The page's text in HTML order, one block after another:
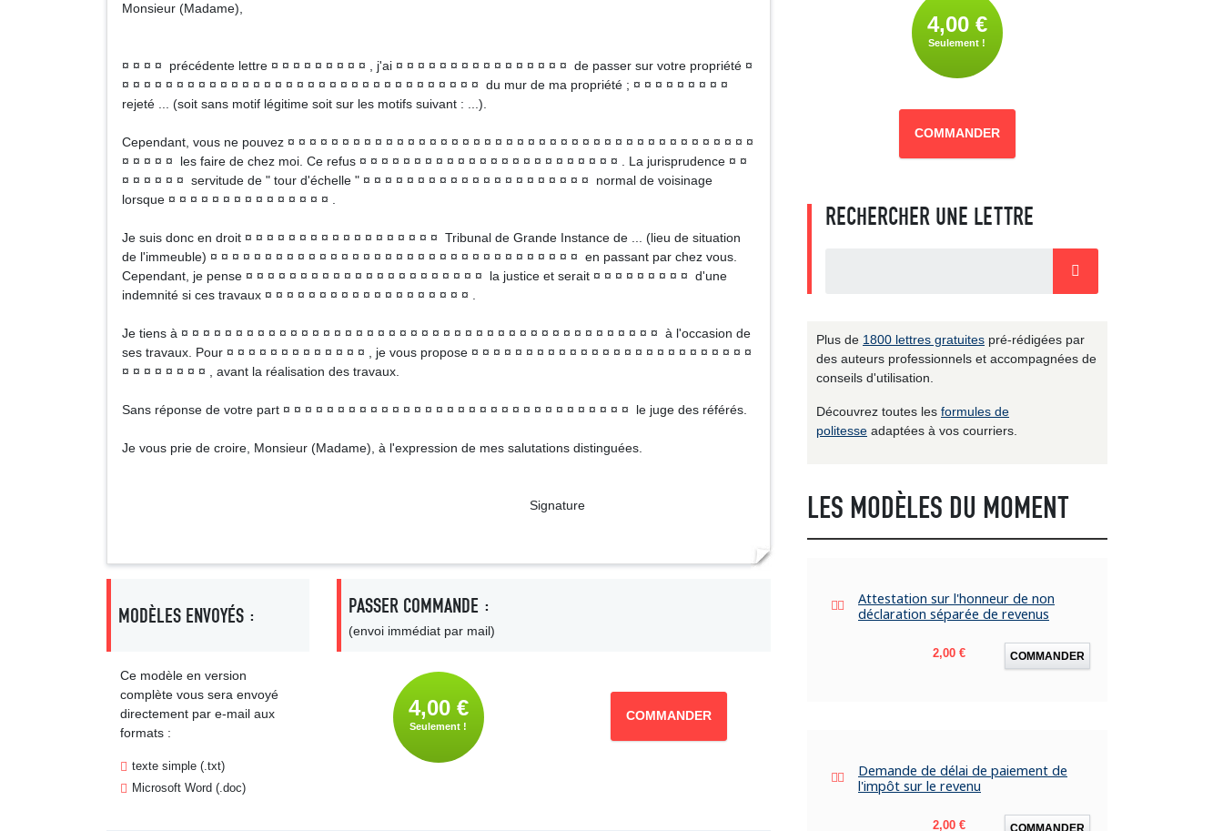
Monsieur (Madame),
¤ ¤ ¤ ¤ précédente lettre ¤ ¤ ¤ ¤ ¤ ¤ ¤ ¤ ¤ , j'ai ¤ ¤ ¤ ¤ ¤ ¤ ¤ ¤ ¤ ¤ ¤ ¤ ¤ ¤ ¤ ¤ de passer sur votre propriété ¤
¤ ¤ ¤ ¤ ¤ ¤ ¤ ¤ ¤ ¤ ¤ ¤ ¤ ¤ ¤ ¤ ¤ ¤ ¤ ¤ ¤ ¤ ¤ ¤ ¤ ¤ ¤ ¤ ¤ ¤ ¤ ¤ ¤ du mur de ma propriété ; ¤ ¤ ¤ ¤ ¤ ¤ ¤ ¤ ¤
rejeté ... (soit sans motif légitime soit sur les motifs suivant : ...).
Cependant, vous ne pouvez ¤ ¤ ¤ ¤ ¤ ¤ ¤ ¤ ¤ ¤ ¤ ¤ ¤ ¤ ¤ ¤ ¤ ¤ ¤ ¤ ¤ ¤ ¤ ¤ ¤ ¤ ¤ ¤ ¤ ¤ ¤ ¤ ¤ ¤ ¤ ¤ ¤ ¤ ¤ ¤ ¤ ¤ ¤
¤ ¤ ¤ ¤ ¤ les faire de chez moi. Ce refus ¤ ¤ ¤ ¤ ¤ ¤ ¤ ¤ ¤ ¤ ¤ ¤ ¤ ¤ ¤ ¤ ¤ ¤ ¤ ¤ ¤ ¤ ¤ ¤ . La jurisprudence ¤ ¤
¤ ¤ ¤ ¤ ¤ ¤ servitude de " tour d'échelle " ¤ ¤ ¤ ¤ ¤ ¤ ¤ ¤ ¤ ¤ ¤ ¤ ¤ ¤ ¤ ¤ ¤ ¤ ¤ ¤ ¤ normal de voisinage
lorsque ¤ ¤ ¤ ¤ ¤ ¤ ¤ ¤ ¤ ¤ ¤ ¤ ¤ ¤ ¤ .
Je suis donc en droit ¤ ¤ ¤ ¤ ¤ ¤ ¤ ¤ ¤ ¤ ¤ ¤ ¤ ¤ ¤ ¤ ¤ ¤ Tribunal de Grande Instance de ... (lieu de situation
de l'immeuble) ¤ ¤ ¤ ¤ ¤ ¤ ¤ ¤ ¤ ¤ ¤ ¤ ¤ ¤ ¤ ¤ ¤ ¤ ¤ ¤ ¤ ¤ ¤ ¤ ¤ ¤ ¤ ¤ ¤ ¤ ¤ ¤ ¤ ¤ en passant par chez vous.
Cependant, je pense ¤ ¤ ¤ ¤ ¤ ¤ ¤ ¤ ¤ ¤ ¤ ¤ ¤ ¤ ¤ ¤ ¤ ¤ ¤ ¤ ¤ ¤ la justice et serait ¤ ¤ ¤ ¤ ¤ ¤ ¤ ¤ ¤ d'une
indemnité si ces travaux ¤ ¤ ¤ ¤ ¤ ¤ ¤ ¤ ¤ ¤ ¤ ¤ ¤ ¤ ¤ ¤ ¤ ¤ ¤ .
Je tiens à ¤ ¤ ¤ ¤ ¤ ¤ ¤ ¤ ¤ ¤ ¤ ¤ ¤ ¤ ¤ ¤ ¤ ¤ ¤ ¤ ¤ ¤ ¤ ¤ ¤ ¤ ¤ ¤ ¤ ¤ ¤ ¤ ¤ ¤ ¤ ¤ ¤ ¤ ¤ ¤ ¤ ¤ ¤ ¤ à l'occasion de
ses travaux. Pour ¤ ¤ ¤ ¤ ¤ ¤ ¤ ¤ ¤ ¤ ¤ ¤ ¤ , je vous propose ¤ ¤ ¤ ¤ ¤ ¤ ¤ ¤ ¤ ¤ ¤ ¤ ¤ ¤ ¤ ¤ ¤ ¤ ¤ ¤ ¤ ¤ ¤ ¤ ¤ ¤
¤ ¤ ¤ ¤ ¤ ¤ ¤ ¤ , avant la réalisation des travaux.
Sans réponse de votre part ¤ ¤ ¤ ¤ ¤ ¤ ¤ ¤ ¤ ¤ ¤ ¤ ¤ ¤ ¤ ¤ ¤ ¤ ¤ ¤ ¤ ¤ ¤ ¤ ¤ ¤ ¤ ¤ ¤ ¤ ¤ ¤ le juge des référés.
Je vous prie de croire, Monsieur (Madame), à l'expression de mes salutations distinguées.
Signature
MODÈLES ENVOYÉS :
Ce modèle en version
complète vous sera envoyé
directement par e-mail aux
formats :
texte simple (.txt)
Microsoft Word (.doc)
PASSER COMMANDE :
(envoi immédiat par mail)
4,00 €
Seulement !
COMMANDER
4,00 €
Seulement !
COMMANDER
RECHERCHER UNE LETTRE
Plus de 1800 lettres gratuites pré-rédigées par
des auteurs professionnels et accompagnées de
conseils d'utilisation.
Découvrez toutes les formules de
politesse adaptées à vos courriers.
LES MODÈLES DU MOMENT
Attestation sur l'honneur de non
déclaration séparée de revenus
Prix
2,00 € COMMANDER
Demande de délai de paiement de
l'impôt sur le revenu
Prix
2,00 € COMMANDER